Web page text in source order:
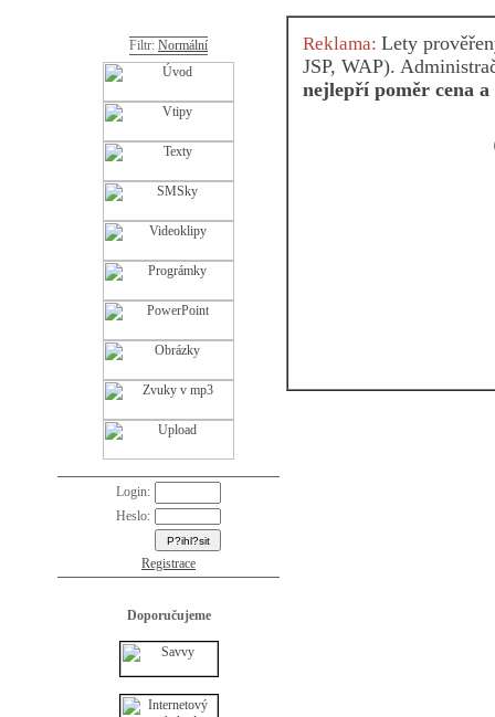
Filtr: Normální
Login:
Heslo:
Registrace
Doporučujeme
Reklama: Lety
JSP, WAP).
nejlepří poměr cena